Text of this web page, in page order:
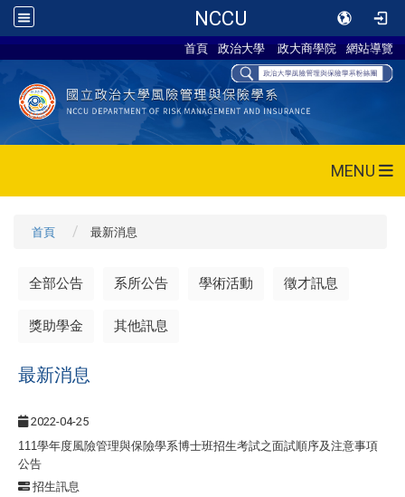
NCCU
首頁 政治大學 政大商學院 網站導覽
MENU
首頁 最新消息
全部公告 系所公告 學術活動 徵才訊息
獎助學金 其他訊息
最新消息
2022-04-25
111學年度風險管理與保險學系博士班招生考試之面試順序及注意事項
公告
招生訊息